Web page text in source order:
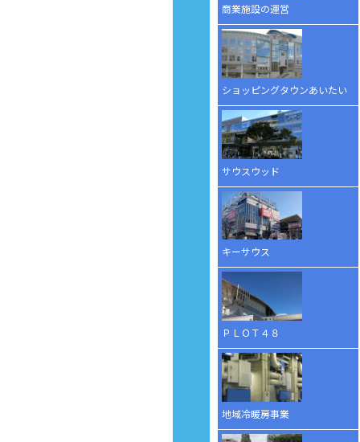
商業施設の運営
ショッピングタウンあいたい
サウスウッド
キーサウス
ＰＬＯＴ４８
地域冷暖房事業